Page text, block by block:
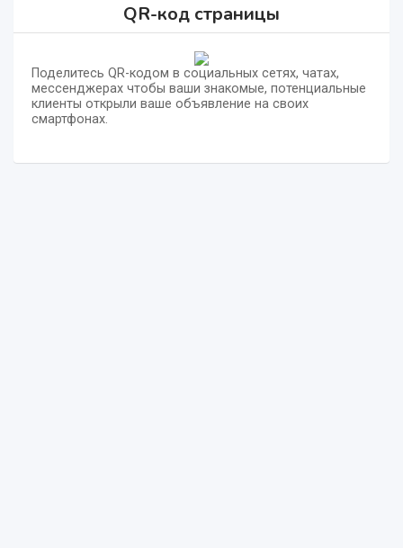
QR-код страницы
Поделитесь QR-кодом в социальных сетях, чатах,
мессенджерах чтобы ваши знакомые, потенциальные
клиенты открыли ваше объявление на своих
смартфонах.